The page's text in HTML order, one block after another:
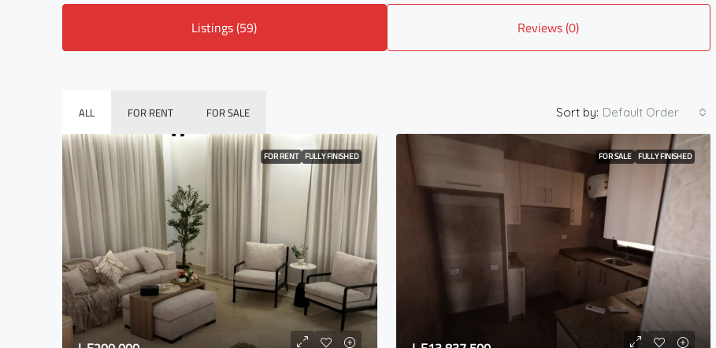
Listings (59) Reviews (0)
ALL FOR RENT FOR SALE Sort by: Default Order
FOR RENT FULLY FINISHED FOR SALE FULLY FINISHED